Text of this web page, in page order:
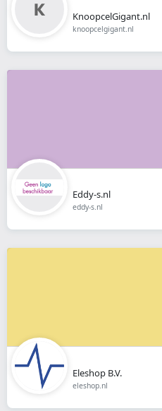
KnoopcelGigant.nl
knoopcelgigant.nl
Eddy-s.nl
eddy-s.nl
Eleshop B.V.
eleshop.nl